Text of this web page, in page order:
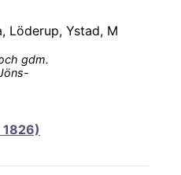
Löderup, Ystad, M
gdm.